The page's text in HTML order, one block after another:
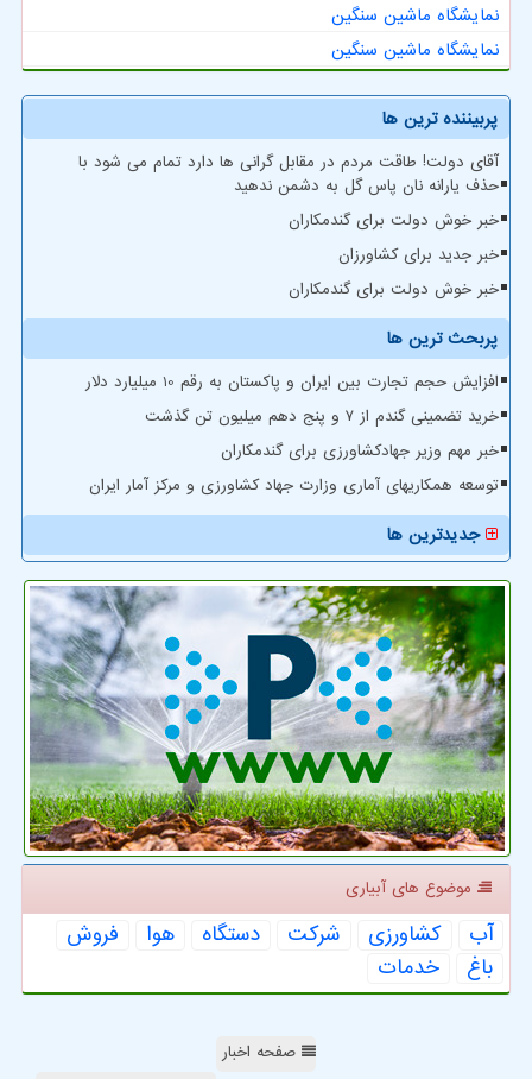
نمایشگاه ماشین سنگین
نمایشگاه ماشین سنگین
پربیننده ترین ها
آقای دولت! طاقت مردم در مقابل گرانی ها دارد تمام می شود با
حذف یارانه نان پاس گل به دشمن ندهید
خبر خوش دولت برای گندمکاران
خبر جدید برای کشاورزان
خبر خوش دولت برای گندمکاران
پربحث ترین ها
افزایش حجم تجارت بین ایران و پاکستان به رقم 10 میلیارد دلار
خرید تضمینی گندم از ۷ و پنج دهم میلیون تن گذشت
خبر مهم وزیر جهادکشاورزی برای گندمکاران
توسعه همکاریهای آماری وزارت جهاد کشاورزی و مرکز آمار ایران
جدیدترین ها
موضوع های آبیاری
آب كشاورزی شركت دستگاه هوا
فروش
باغ
خدمات
صفحه اخبار